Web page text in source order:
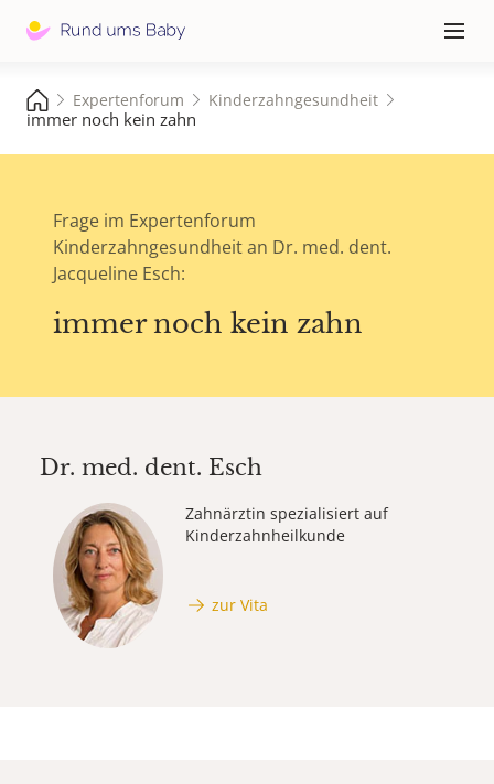
≡
Expertenforum Kinderzahngesundheit
immer noch kein zahn
Frage im Expertenforum
Kinderzahngesundheit an Dr. med. dent.
Jacqueline Esch:
immer noch kein zahn
Dr. med. dent. Esch
Zahnärztin spezialisiert auf
Kinderzahnheilkunde
zur Vita